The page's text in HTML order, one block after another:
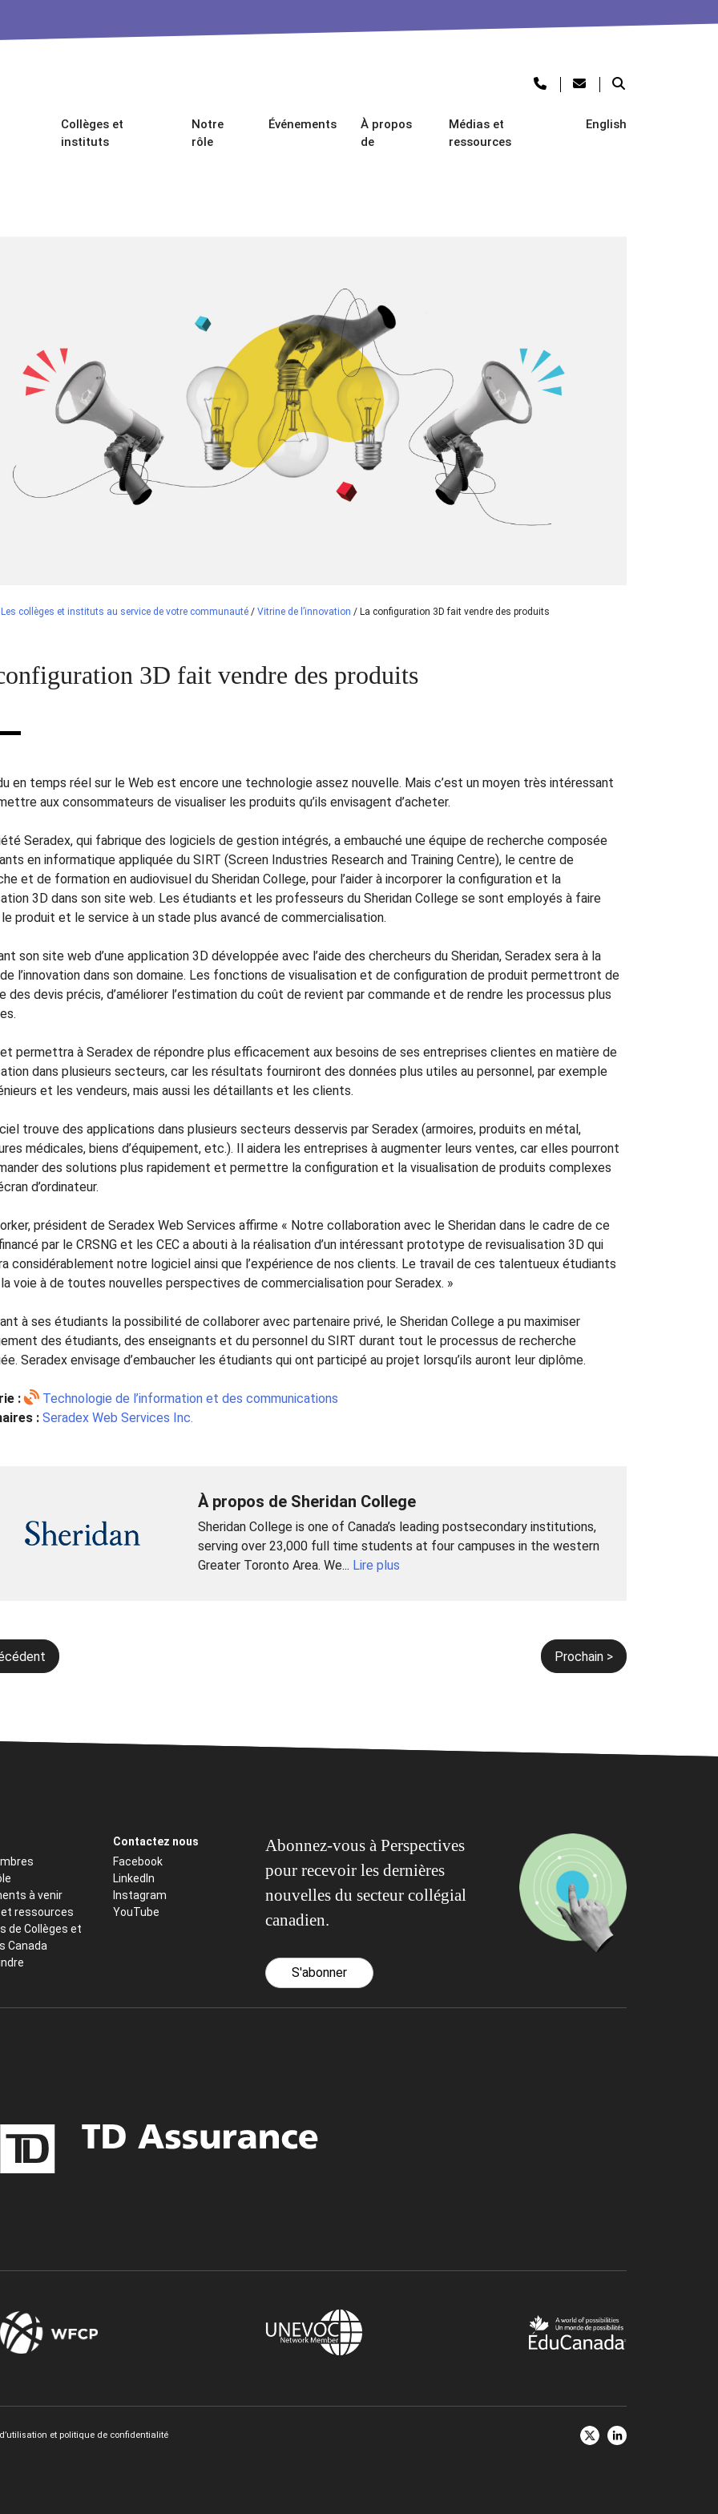
Collèges et
instituts
Notre
rôle
Événements
À propos
de
Médias et
ressources
English
Les collèges et instituts au service de votre communauté / Vitrine de l’innovation / La configuration 3D fait vendre des produits
3D fait vendre des produits
en temps réel sur le Web est encore une technologie assez nouvelle. Mais c’est un moyen très intéressant
aux consommateurs de visualiser les produits qu’ils envisagent d’acheter.
Seradex, qui fabrique des logiciels de gestion intégrés, a embauché une équipe de recherche composée
en informatique appliquée du SIRT (Screen Industries Research and Training Centre), le centre de
et de formation en audiovisuel du Sheridan College, pour l’aider à incorporer la configuration et la
3D dans son site web. Les étudiants et les professeurs du Sheridan College se sont employés à faire
produit et le service à un stade plus avancé de commercialisation.
son site web d’une application 3D développée avec l’aide des chercheurs du Sheridan, Seradex sera à la
l’innovation dans son domaine. Les fonctions de visualisation et de configuration de produit permettront de
des devis précis, d’améliorer l’estimation du coût de revient par commande et de rendre les processus plus
permettra à Seradex de répondre plus efficacement aux besoins de ses entreprises clientes en matière de
dans plusieurs secteurs, car les résultats fourniront des données plus utiles au personnel, par exemple
et les vendeurs, mais aussi les détaillants et les clients.
trouve des applications dans plusieurs secteurs desservis par Seradex (armoires, produits en métal,
médicales, biens d’équipement, etc.). Il aidera les entreprises à augmenter leurs ventes, car elles pourront
des solutions plus rapidement et permettre la configuration et la visualisation de produits complexes
d’ordinateur.
président de Seradex Web Services affirme « Notre collaboration avec le Sheridan dans le cadre de ce
par le CRSNG et les CEC a abouti à la réalisation d’un intéressant prototype de revisualisation 3D qui
considérablement notre logiciel ainsi que l’expérience de nos clients. Le travail de ces talentueux étudiants
voie à de toutes nouvelles perspectives de commercialisation pour Seradex. »
à ses étudiants la possibilité de collaborer avec partenaire privé, le Sheridan College a pu maximiser
des étudiants, des enseignants et du personnel du SIRT durant tout le processus de recherche
Seradex envisage d’embaucher les étudiants qui ont participé au projet lorsqu’ils auront leur diplôme.
:
Technologie de l’information et des communications
: Seradex Web Services Inc.
À propos de Sheridan College
Sheridan College is one of Canada’s leading postsecondary institutions,
serving over 23,000 full time students at four campuses in the western
Greater Toronto Area. We... Lire plus
Prochain >
à venir
et ressources
de Collèges et
Canada
Contactez nous
Facebook
LinkedIn
Instagram
YouTube
Abonnez-vous à Perspectives
pour recevoir les dernières
nouvelles du secteur collégial
canadien.
S'abonner
et politique de confidentialitéTwitter